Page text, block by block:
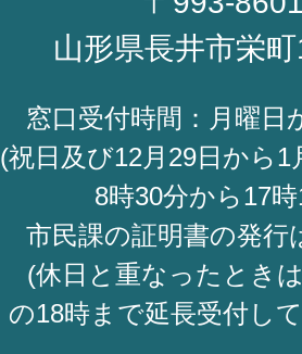
山形県長井市栄
窓口受付時間：月曜日
(祝日及び12月29日から1
8時30分から17
市民課の証明書の発行
(休日と重なったとき
の18時まで延長受付し